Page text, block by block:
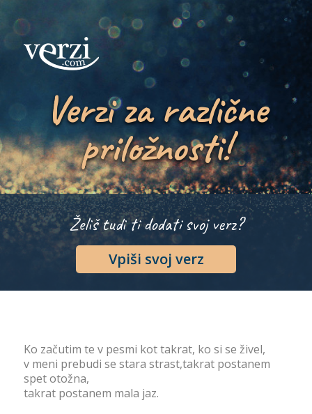
Verzi za različne
priložnosti!
Želiš tudi ti dodati svoj verz?
Vpiši svoj verz
Ko začutim te v pesmi kot takrat, ko si se živel,
v meni prebudi se stara strast,takrat postanem
spet otožna,
takrat postanem mala jaz.